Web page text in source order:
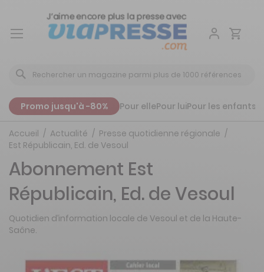
Aller
Promo jusqu'à -80% Pour ellePour luiPour les enfants
Accueil Actualité
Presse quotidienne régionale
Est Républicain, Ed. de Vesoul
Abonnement Est
Républicain, Ed. de Vesoul
Quotidien d’information locale de Vesoul et de la Haute-
Saône.